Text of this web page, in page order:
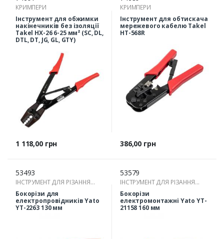
КРИМПЕРИ
Інструмент для обжимки
накінечників без ізоляції
Takel HX-26 6-25 мм² (SC, DL,
DTL, DT, JG, GL, GTY)
Ціна
1 118,00 грн
КРИМПЕРИ
Інструмент для обтискача
мережевого кабелю Takel
HT-568R
Ціна
386,00 грн
53493
ІНСТРУМЕНТ ДЛЯ РІЗАННЯ
ПРОВОДІВ
Бокорізи для
електропровідників Yato
YT-2263 130 мм
53579
ІНСТРУМЕНТ ДЛЯ РІЗАННЯ
ПРОВОДІВ
Бокорізи
електромонтажні Yato YT-
21158 160 мм